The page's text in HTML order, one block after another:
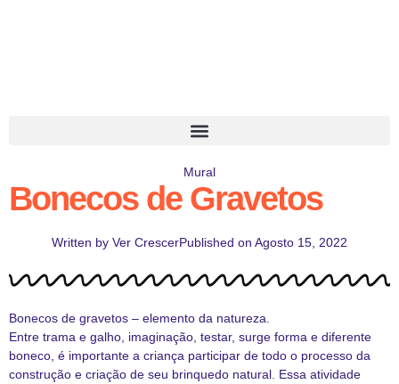
Mural
Bonecos de Gravetos
Written by Ver CrescerPublished on Agosto 15, 2022
Bonecos de gravetos – elemento da natureza.
Entre trama e galho, imaginação, testar, surge forma e diferente
boneco, é importante a criança participar de todo o processo da
construção e criação de seu brinquedo natural. Essa atividade